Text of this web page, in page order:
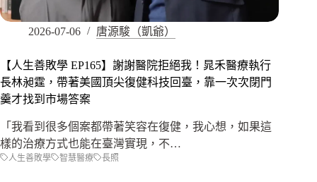
2026-07-06 唐源駿（凱爺）
【人生善敗學 EP165】謝謝醫院拒絕我！晁禾醫療執行
長林昶霆，帶著美國頂尖復健科技回臺，靠一次次閉門
羹才找到市場答案
「我看到很多個案都帶著笑容在復健，我心想，如果這
樣的治療方式也能在臺灣實現，不…
人生善敗學 智慧醫療 長照